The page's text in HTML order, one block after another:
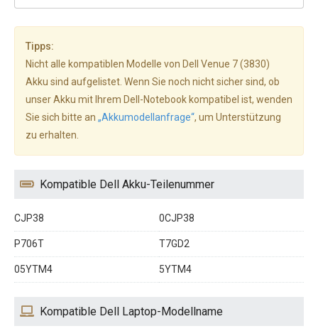
Tipps:
Nicht alle kompatiblen Modelle von Dell Venue 7 (3830)
Akku sind aufgelistet. Wenn Sie noch nicht sicher sind, ob
unser Akku mit Ihrem Dell-Notebook kompatibel ist, wenden
Sie sich bitte an „Akkumodellanfrage“, um Unterstützung
zu erhalten.
Kompatible Dell Akku-Teilenummer
CJP38 0CJP38
P706T T7GD2
05YTM4 5YTM4
Kompatible Dell Laptop-Modellname